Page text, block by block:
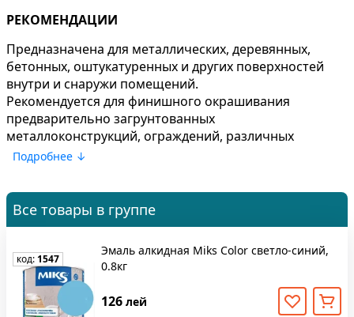
РЕКОМЕНДАЦИИ
Предназначена для металлических, деревянных,
бетонных, оштукатуренных и других поверхностей
внутри и снаружи помещений.
Рекомендуется для финишного окрашивания
предварительно загрунтованных
металлоконструкций, ограждений, различных
металлических элементов интерьера, деревянных,
поверхностей.
РАСХОД:6 - 10 м²/кг, при однослойном покрытии в
поверхности
Выбирайте эмаль алкидная Miks Color светло-
синий, 2.8кг для строительных и ремонтных работ
Подробнее ↓
Все товары в группе
код:1547
Эмаль алкидная Miks Color светло-синий,
0.8кг
126 лей